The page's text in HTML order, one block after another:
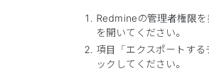
Redmineの管理者権限
を開いてください。
項目「エクスポートす
ックしてください。